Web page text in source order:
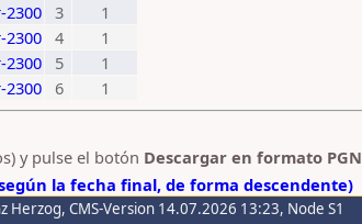
2300 3
1
2300 4
1
2300 5
1
2300 6
1
y pulse el botón Descargar en formato PGN
la fecha final, de forma descendente)
Herzog, CMS-Version 14.07.2026 13:23, Node S1